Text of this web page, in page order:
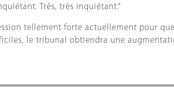
Très, très inquiétant."
tellement forte actuellement pour
le tribunal obtiendra une